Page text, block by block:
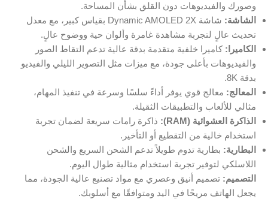
وصورك والفيديوهات دون القلق بشأن المساحة.
الشاشة:
شاشة Dynamic AMOLED 2X بقياس كبير، مع معدل
تحديث عالٍ لتجربة مشاهدة غامرة وألوان حية ووضوح عالٍ.
الكاميرا: كاميرا خلفية متقدمة بدقة عالية تدعم التقاط الصور
والفيديوهات بأعلى جودة، مع ميزات مثل التصوير الليلي والفيديو
بدقة 8K.
المعالج: معالج قوي يوفر أداءً سلسًا وسرعة في تنفيذ المهام،
مثالي للألعاب والتطبيقات الثقيلة.
الذاكرة العشوائية (RAM):
ذاكرة رامات سريعة لضمان تجربة
استخدام خالية من التقطيع أو التأخير.
البطارية: بطارية تدوم طويلاً تدعم الشحن السريع والشحن
اللاسلكي لتوفير تجربة استخدام مثالية طوال اليوم.
التصميم: تصميم أنيق وعصري مع مواد تصنيع عالية الجودة، مما
يجعل الهاتف مريحًا في اليد ومتوافقًا مع أسلوبك.